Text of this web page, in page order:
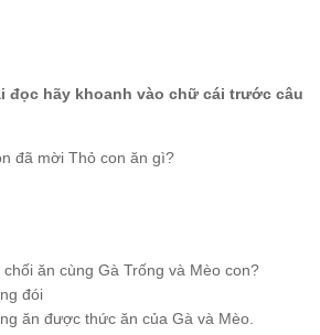
đọc hãy khoanh vào chữ cái trước câu
đã mời Thỏ con ăn gì?
ăn cùng Gà Trống và Mèo con?
đói
ăn được thức ăn của Gà và Mèo.